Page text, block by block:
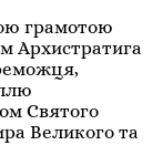
грамотою
Архистратига
Святого
Великого та